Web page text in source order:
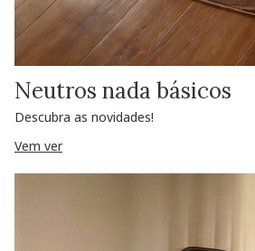
Neutros nada básicos
Descubra as novidades!
Vem ver